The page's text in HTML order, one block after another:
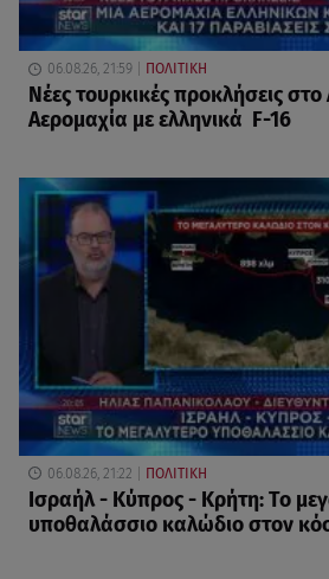
06.08.26, 21:59 ΠΟΛΙΤΙΚΗ
Νέες τουρκικές προκλήσεις στο
Αερομαχία με ελληνικά F-16
06.08.26, 21:22 ΠΟΛΙΤΙΚΗ
Ισραήλ - Κύπρος - Κρήτη: Το
υποθαλάσσιο καλώδιο στον